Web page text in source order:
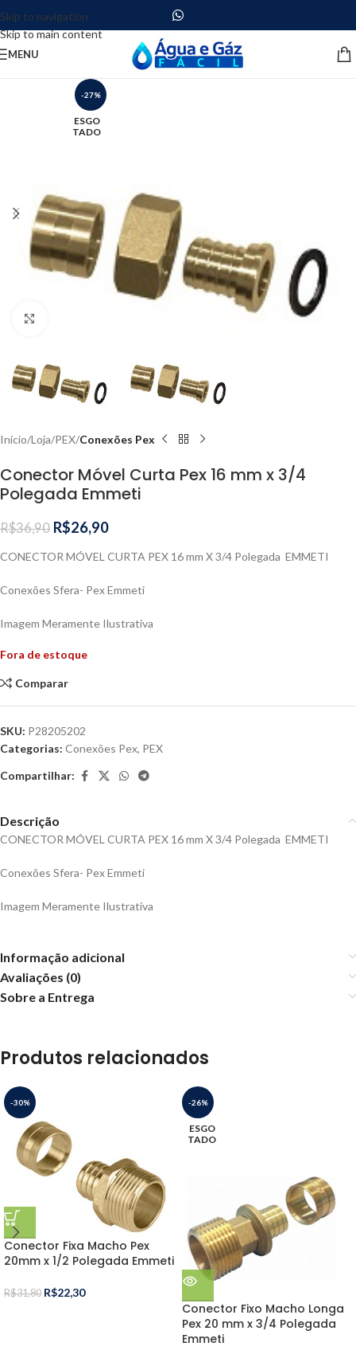
Skip to navigation
Skip to main content
MENU
-27%
ESGO
TADO
Início Loja PEX Conexões Pex
Conector Móvel Curta Pex 16 mm x 3/4
Polegada Emmeti
R$36,90 R$26,90
CONECTOR MÓVEL CURTA PEX 16 mm X 3/4 Polegada EMMETI
Conexões Sfera- Pex Emmeti
Imagem Meramente Ilustrativa
Fora de estoque
Comparar
SKU: P28205202
Categorias: Conexões Pex, PEX
Compartilhar:
Descrição
CONECTOR MÓVEL CURTA PEX 16 mm X 3/4 Polegada EMMETI
Conexões Sfera- Pex Emmeti
Imagem Meramente Ilustrativa
Informação adicional
Avaliações (0)
Sobre a Entrega
Produtos relacionados
-30%
Conector Fixa Macho Pex
20mm x 1/2 Polegada Emmeti
R$31,80 R$22,30
-26%
ESGO
TADO
Conector Fixo Macho Longa
Pex 20 mm x 3/4 Polegada
Emmeti